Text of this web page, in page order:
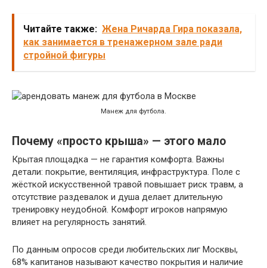
Читайте также: Жена Ричарда Гира показала,
как занимается в тренажерном зале ради
стройной фигуры
Манеж для футбола.
Почему «просто крыша» — этого мало
Крытая площадка — не гарантия комфорта. Важны
детали: покрытие, вентиляция, инфраструктура. Поле с
жёсткой искусственной травой повышает риск травм, а
отсутствие раздевалок и душа делает длительную
тренировку неудобной. Комфорт игроков напрямую
влияет на регулярность занятий.
По данным опросов среди любительских лиг Москвы,
68% капитанов называют качество покрытия и наличие